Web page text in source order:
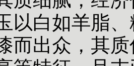
以白如羊脂
而出众，其